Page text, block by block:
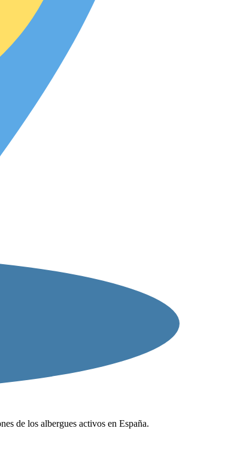
de los albergues activos en España.